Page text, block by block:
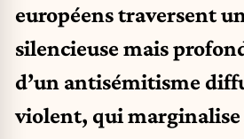
européens traversent
silencieuse mais
d’un antisémitisme
violent, qui